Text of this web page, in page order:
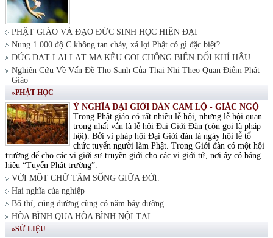
PHẬT GIÁO VÀ ĐẠO ĐỨC SINH HỌC HIỆN ĐẠI
Nung 1.000 độ C không tan chảy, xá lợi Phật có gì đặc biệt?
ĐỨC ĐẠT LAI LẠT MA KÊU GỌI CHỐNG BIẾN ĐỔI KHÍ HẬU
Nghiên Cứu Về Vấn Đề Thọ Sanh Của Thai Nhi Theo Quan Điểm Phật
Giáo
»PHẬT HỌC
Ý NGHĨA ĐẠI GIỚI ĐÀN CAM LỘ - GIÁC NGỘ
Trong Phật giáo có rất nhiều lễ hội, nhưng lễ hội quan
trọng nhất vẫn là lễ hội Đại Giới Đàn (còn gọi là pháp
hội). Bởi vì pháp hội Đại Giới đàn là ngày hội lễ tổ
chức tuyển người làm Phật. Trong Giới đàn có một hội
trường để cho các vị giới sư truyền giới cho các vị giới tử, nơi ấy có bảng
hiệu “Tuyển Phật trường”.
VỚI MỘT CHỮ TÂM SỐNG GIỮA ĐỜI.
Hai nghĩa của nghiệp
Bố thí, cúng dường cũng có năm bảy đường
HÒA BÌNH QUA HÒA BÌNH NỘI TẠI
»SỬ LIỆU